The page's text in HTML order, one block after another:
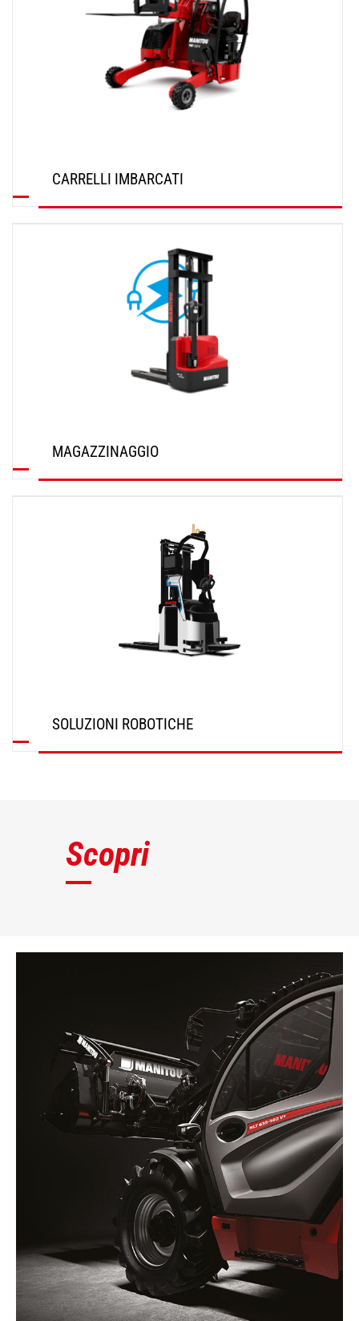
CARRELLI IMBARCATI
MAGAZZINAGGIO
SOLUZIONI ROBOTICHE
Scopri